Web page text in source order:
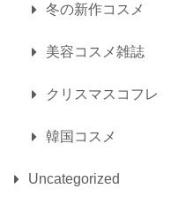
冬の新作コスメ
美容コスメ雑誌
クリスマスコフレ
韓国コスメ
Uncategorized